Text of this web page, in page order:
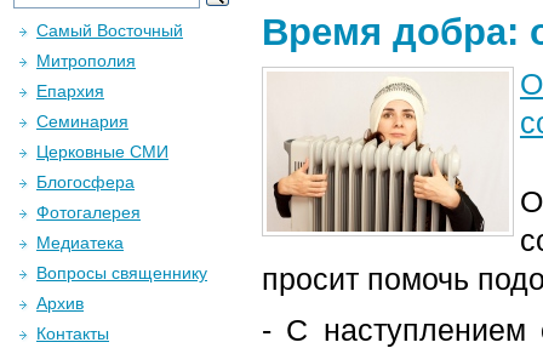
Время добра:
просит помочь
- С наступлением
Самый Восточный
Митрополия
Епархия
Семинария
Церковные СМИ
Блогосфера
Фотогалерея
Медиатека
Вопросы священнику
Архив
Контакты